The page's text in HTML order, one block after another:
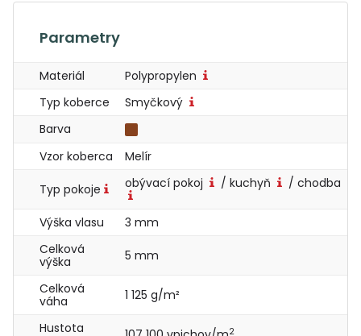
Parametry
Materiál
Polypropylen
Typ koberce
Smyčkový
Barva
Vzor koberca
Melír
Typ pokoje obývací pokoj / kuchyň / chodba
Výška vlasu
3 mm
Celková
výška
5 mm
Celková
váha
1 125 g/m²
Hustota
2